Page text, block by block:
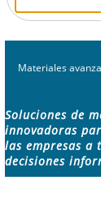
Materiales
Soluciones de
innovadoras
las empresas a
decisiones